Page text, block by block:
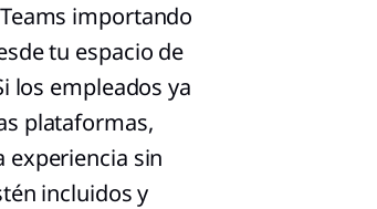
importando
tu espacio de
los empleados ya
plataformas,
experiencia sin
incluidos y